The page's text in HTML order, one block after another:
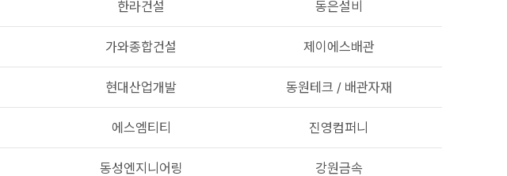
한라건설 동은설비
가와종합건설 제이에스배관
현대산업개발 동원테크 / 배관자재
에스엠티티 진영컴퍼니
동성엔지니어링 강원금속